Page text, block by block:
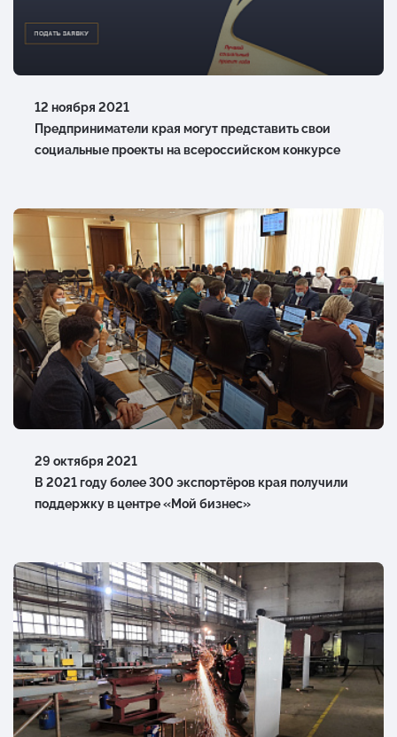
12 ноября 2021
Предприниматели края могут представить свои
социальные проекты на всероссийском конкурсе
29 октября 2021
В 2021 году более 300 экспортёров края получили
поддержку в центре «Мой бизнес»